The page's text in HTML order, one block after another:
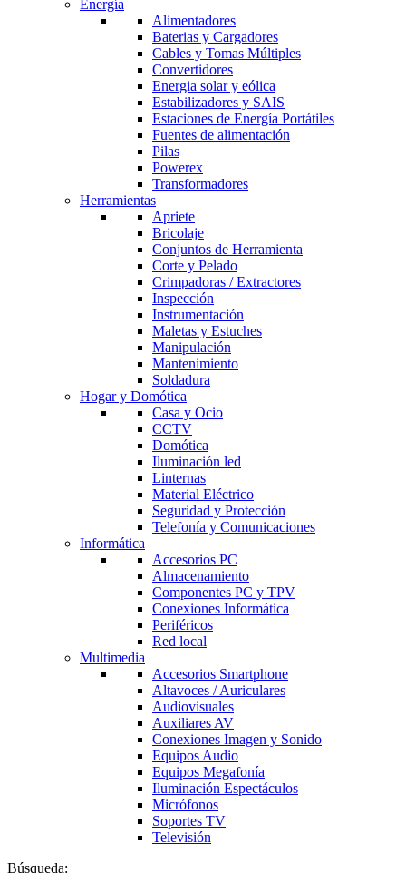
Energía
Alimentadores
Baterias y Cargadores
Cables y Tomas Múltiples
Convertidores
Energia solar y eólica
Estabilizadores y SAIS
Estaciones de Energía Portátiles
Fuentes de alimentación
Pilas
Powerex
Transformadores
Herramientas
Apriete
Bricolaje
Conjuntos de Herramienta
Corte y Pelado
Crimpadoras / Extractores
Inspección
Instrumentación
Maletas y Estuches
Manipulación
Mantenimiento
Soldadura
Hogar y Domótica
Casa y Ocio
CCTV
Domótica
Iluminación led
Linternas
Material Eléctrico
Seguridad y Protección
Telefonía y Comunicaciones
Informática
Accesorios PC
Almacenamiento
Componentes PC y TPV
Conexiones Informática
Periféricos
Red local
Multimedia
Accesorios Smartphone
Altavoces / Auriculares
Audiovisuales
Auxiliares AV
Conexiones Imagen y Sonido
Equipos Audio
Equipos Megafonía
Iluminación Espectáculos
Micrófonos
Soportes TV
Televisión
Búsqueda: